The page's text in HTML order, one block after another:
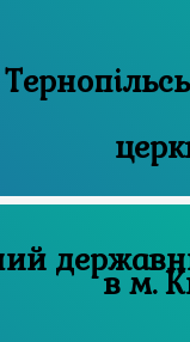
історичний
в м.